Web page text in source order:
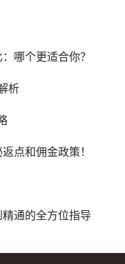
哪个更适合你？
析
点和佣金政策！
通的全方位指导